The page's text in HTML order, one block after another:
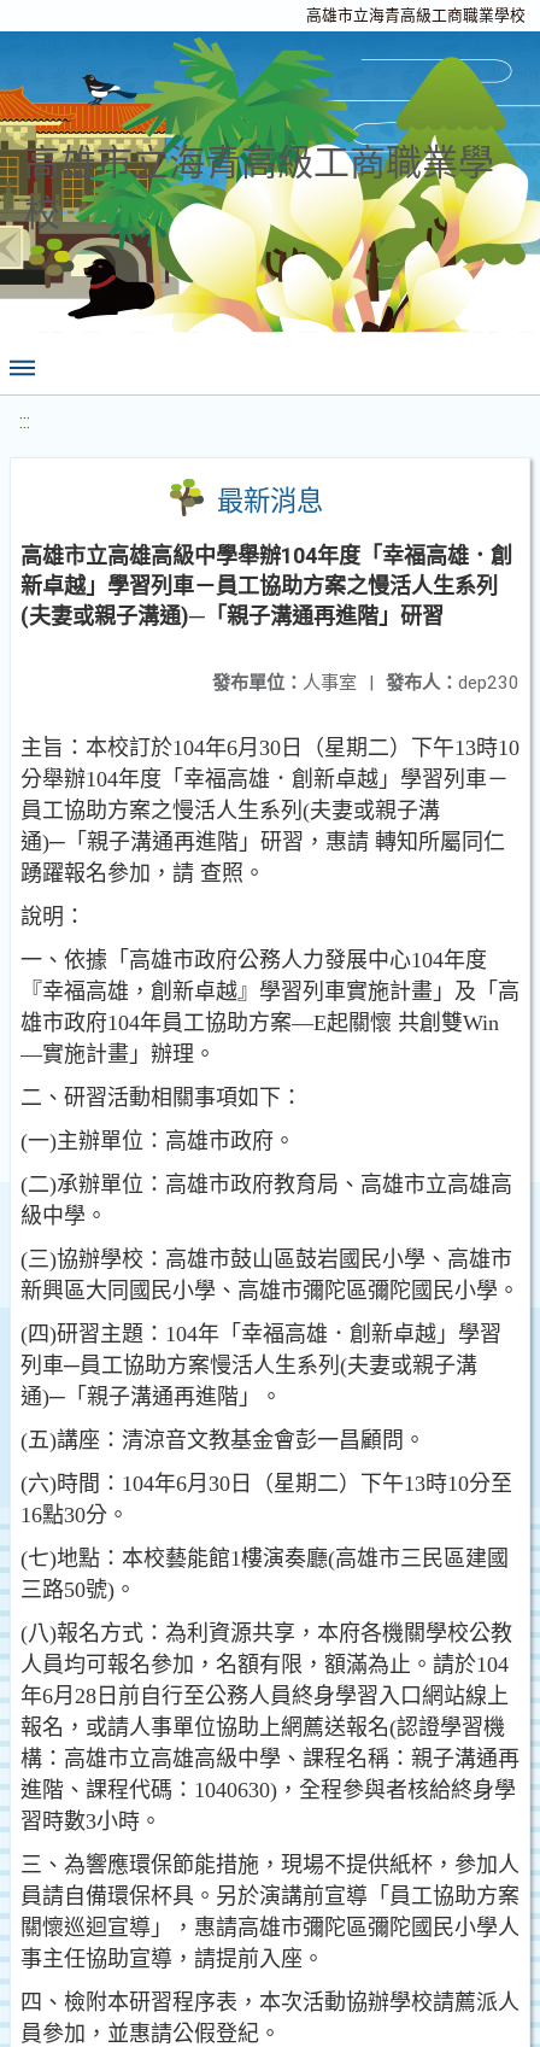
高雄市立海青高級工商職業學校
高雄市立海青高級工商職業學
校
:::
最新消息
高雄市立高雄高級中學舉辦104年度「幸福高雄．創
新卓越」學習列車－員工協助方案之慢活人生系列
(夫妻或親子溝通)─「親子溝通再進階」研習
發布人： dep230
發布單位： 人事室 |
主旨：本校訂於104年6月30日（星期二）下午13時10
分舉辦104年度「幸福高雄．創新卓越」學習列車－
員工協助方案之慢活人生系列(夫妻或親子溝
通)─「親子溝通再進階」研習，惠請 轉知所屬同仁
踴躍報名參加，請 查照。
說明：
一、依據「高雄市政府公務人力發展中心104年度
『幸福高雄，創新卓越』學習列車實施計畫」及「高
雄市政府104年員工協助方案—E起關懷 共創雙Win
—實施計畫」辦理。
二、研習活動相關事項如下：
(一)主辦單位：高雄市政府。
(二)承辦單位：高雄市政府教育局、高雄市立高雄高
級中學。
(三)協辦學校：高雄市鼓山區鼓岩國民小學、高雄市
新興區大同國民小學、高雄市彌陀區彌陀國民小學。
(四)研習主題：104年「幸福高雄．創新卓越」學習
列車─員工協助方案慢活人生系列(夫妻或親子溝
通)─「親子溝通再進階」。
(五)講座：清涼音文教基金會彭一昌顧問。
(六)時間：104年6月30日（星期二）下午13時10分至
16點30分。
(七)地點：本校藝能館1樓演奏廳(高雄市三民區建國
三路50號)。
(八)報名方式：為利資源共享，本府各機關學校公教
人員均可報名參加，名額有限，額滿為止。請於104
年6月28日前自行至公務人員終身學習入口網站線上
報名，或請人事單位協助上網薦送報名(認證學習機
構：高雄市立高雄高級中學、課程名稱：親子溝通再
進階、課程代碼：1040630)，全程參與者核給終身學
習時數3小時。
三、為響應環保節能措施，現場不提供紙杯，參加人
員請自備環保杯具。另於演講前宣導「員工協助方案
關懷巡迴宣導」，惠請高雄市彌陀區彌陀國民小學人
事主任協助宣導，請提前入座。
四、檢附本研習程序表，本次活動協辦學校請薦派人
員參加，並惠請公假登紀。